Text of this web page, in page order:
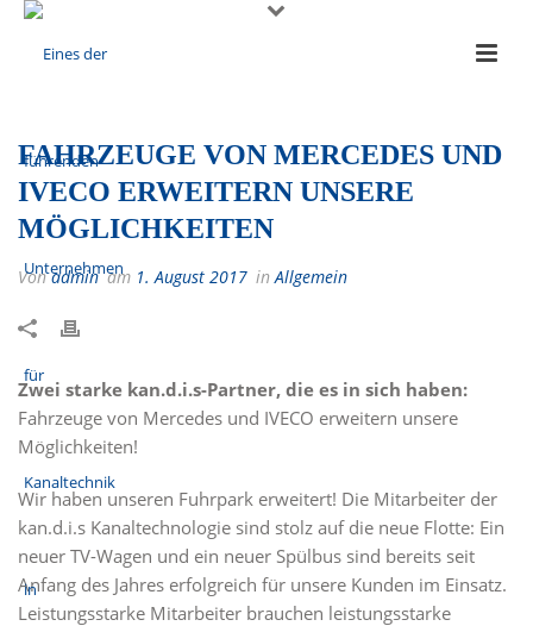
FAHRZEUGE VON MERCEDES UND
IVECO ERWEITERN UNSERE
MÖGLICHKEITEN
Vonadmin am 1. August 2017 inAllgemein
Zwei starke kan.d.i.s-Partner, die es in sich haben:
Fahrzeuge von Mercedes und IVECO erweitern unsere
Möglichkeiten!
Wir haben unseren Fuhrpark erweitert! Die Mitarbeiter der
kan.d.i.s Kanaltechnologie sind stolz auf die neue Flotte: Ein
neuer TV-Wagen und ein neuer Spülbus sind bereits seit
Anfang des Jahres erfolgreich für unsere Kunden im Einsatz.
Leistungsstarke Mitarbeiter brauchen leistungsstarke